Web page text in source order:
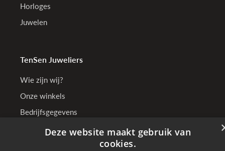
Horloges
Juwelen
TenSen Juweliers
Wie zijn wij?
Onze winkels
Bedrijfsgegevens
Deze website maakt gebruik van
cookies.